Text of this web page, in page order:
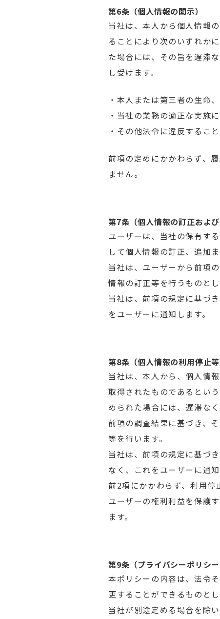
第6条（個人情報の開示）
当社は、本人から個人情報
ることにより次のいずれか
た場合には、その旨を遅滞
し受けます。
・本人または第三者の生命
・当社の業務の適正な実施
・その他法令に違反するこ
前項の定めにかかわらず、
ません。
第7条（個人情報の訂正および
ユーザーは、当社の保有す
して個人情報の訂正、追加
当社は、ユーザーから前項
情報の訂正等を行うものとし
当社は、前項の規定に基づ
をユーザーに通知します。
第8条（個人情報の利用停止等
当社は、本人から、個人情
取得されたものであるとい
められた場合には、遅滞な
前項の調査結果に基づき、
等を行います。
当社は、前項の規定に基づ
なく、これをユーザーに通知
前2項にかかわらず、利用停
ユーザーの権利利益を保護
ます。
第9条（プライバシーポリシー
本ポリシーの内容は、法令
更することができるものとし
当社が別途定める場合を除